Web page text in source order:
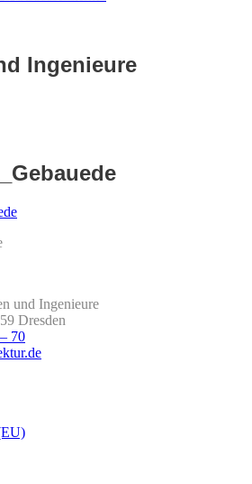
Ingenieure
und Ingenieure
Dresden
70